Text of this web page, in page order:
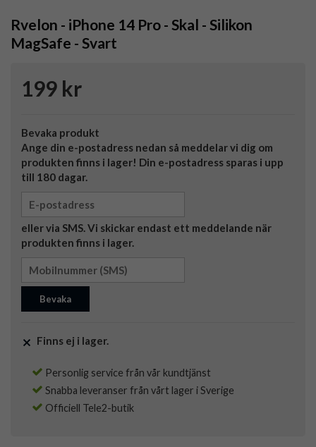
Rvelon - iPhone 14 Pro - Skal - Silikon
MagSafe - Svart
199 kr
Bevaka produkt
Ange din e-postadress nedan så meddelar vi dig om
produkten finns i lager! Din e-postadress sparas i upp
till 180 dagar.
eller via SMS. Vi skickar endast ett meddelande när
produkten finns i lager.
Bevaka
Finns ej i lager.
Personlig service från vår kundtjänst
Snabba leveranser från vårt lager i Sverige
Officiell Tele2-butik